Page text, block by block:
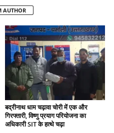
AUTHOR
बद्रीनाथ धाम चढ़ावा चोरी में एक और
गिरफ्तारी, विष्णु प्रयाग परियोजना का
अधिकारी SIT के हत्थे चढ़ा